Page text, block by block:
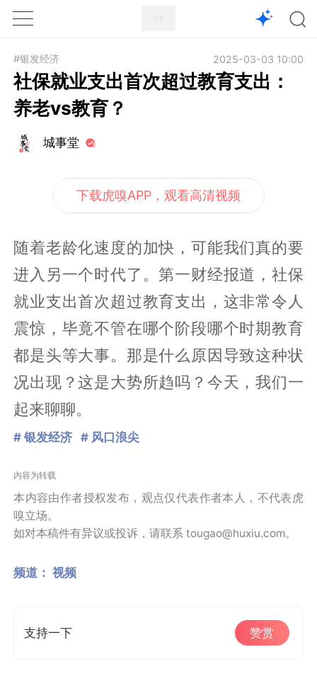
1X
#银发经济 2025-03-03 10:00
社保就业支出首次超过教育支出：
养老vs教育？
城事堂
下载虎嗅APP，观看高清视频
随着老龄化速度的加快，可能我们真的要
进入另一个时代了。第一财经报道，社保
就业支出首次超过教育支出，这非常令人
震惊，毕竟不管在哪个阶段哪个时期教育
都是头等大事。那是什么原因导致这种状
况出现？这是大势所趋吗？今天，我们一
起来聊聊。
# 银发经济 # 风口浪尖
内容为转载
本内容由作者授权发布，观点仅代表作者本人，不代表虎
嗅立场。
如对本稿件有异议或投诉，请联系 tougao@huxiu.com。
频道： 视频
支持一下 赞赏